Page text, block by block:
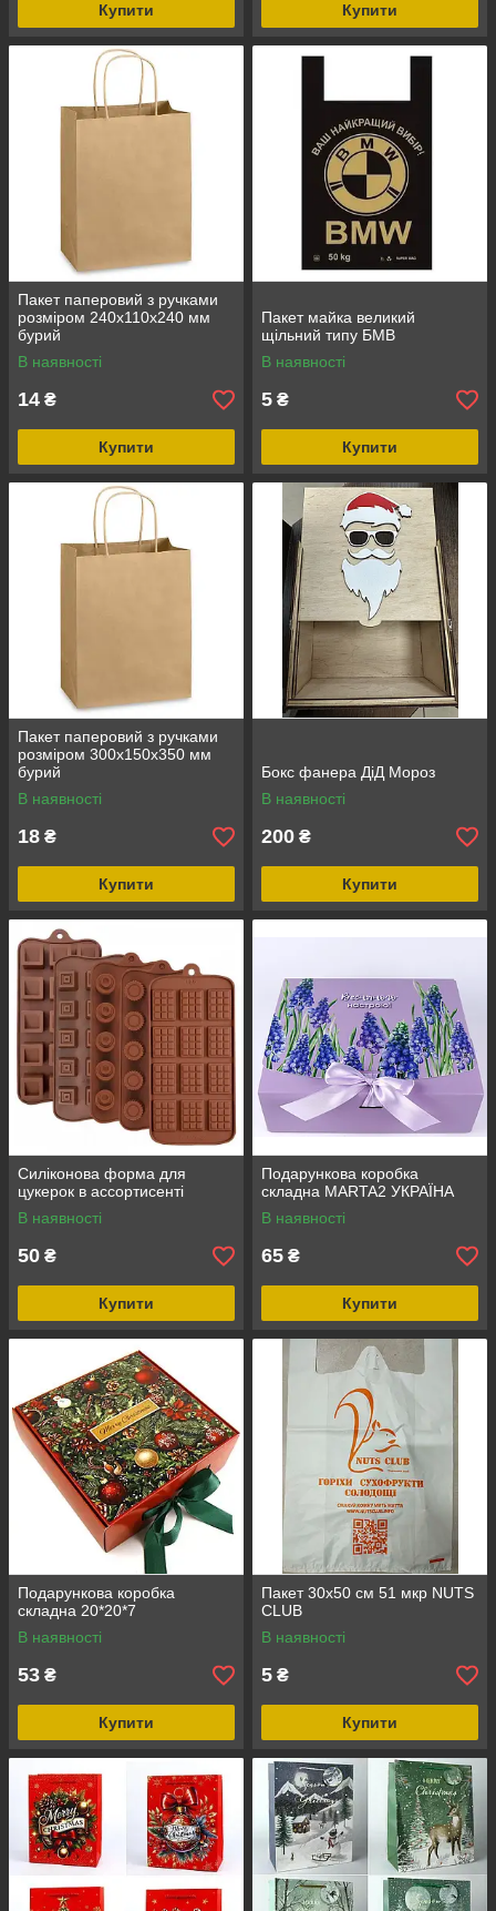
Купити Купити
Пакет паперовий з ручками
розміром 240х110х240 мм
бурий
В наявності
14 ₴
Купити
Пакет майка великий
щільний типу БМВ
В наявності
5 ₴
Купити
Пакет паперовий з ручками
розміром 300х150х350 мм
бурий
В наявності
18 ₴
Купити
Бокс фанера ДіД Мороз
В наявності
200 ₴
Купити
Силіконова форма для
цукерок в ассортисенті
В наявності
50 ₴
Купити
Подарункова коробка
складна MARTA2 УКРАЇНА
В наявності
65 ₴
Купити
Подарункова коробка
складна 20*20*7
В наявності
53 ₴
Купити
Пакет 30x50 см 51 мкр NUTS
CLUB
В наявності
5 ₴
Купити